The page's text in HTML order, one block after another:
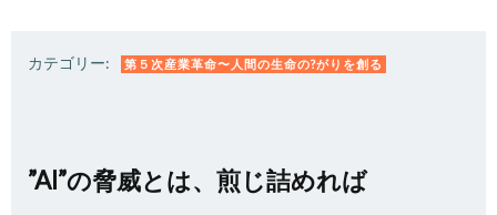
カテゴリー: 第５次産業革命〜人間の生命の?がりを創る
”AI”の脅威とは、煎じ詰めれば